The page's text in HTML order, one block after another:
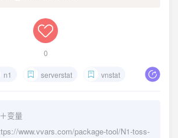
0
n1 serverstat vnstat
变量
www.vvars.com/package-tool/N1-toss-